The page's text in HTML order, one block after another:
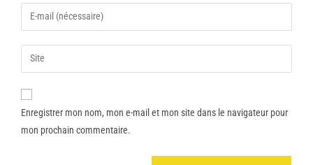
Enregistrer mon nom, mon e-mail et mon site dans le navigateur pour
mon prochain commentaire.